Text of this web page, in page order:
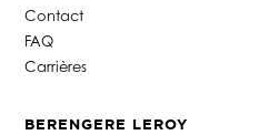
Contact
FAQ
Carrières
BERENGERE LEROY